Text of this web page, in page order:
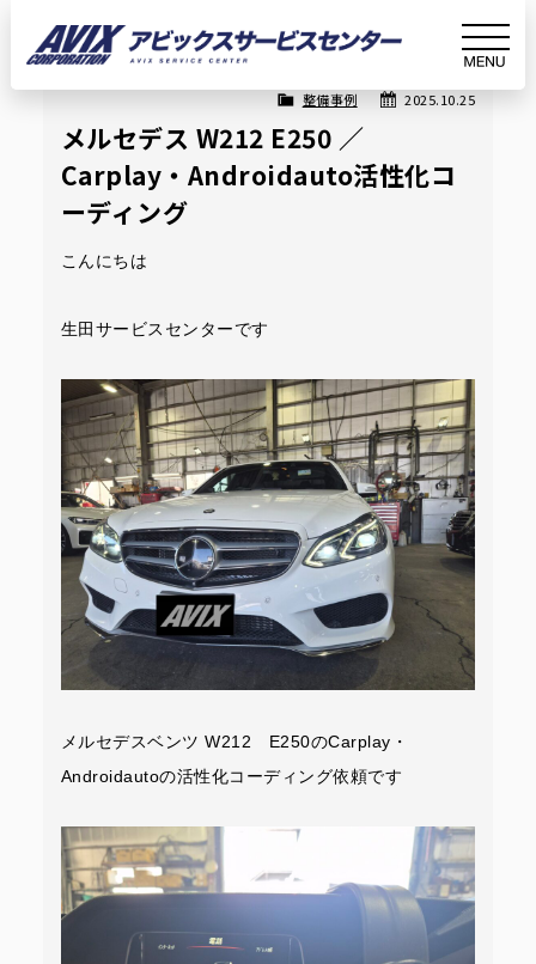
記事詳細
Article
お知
らせ
メルセデス W212 E250 ／ Carplay・Androidauto
活性化コーディング
2025.10.25
整備事例
メルセデス W212 E250 ／
Carplay・Androidauto活性化コ
ーディング
こんにちは
生田サービスセンターです
メルセデスベンツ W212 E250のCarplay・
Androidautoの活性化コーディング依頼です